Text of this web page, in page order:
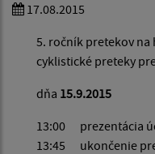
17.08.2015
5. ročník pretekov na
cyklistické preteky
dňa 15.9.2015
13:00 p‎rezentácia
13:45 ukončenie